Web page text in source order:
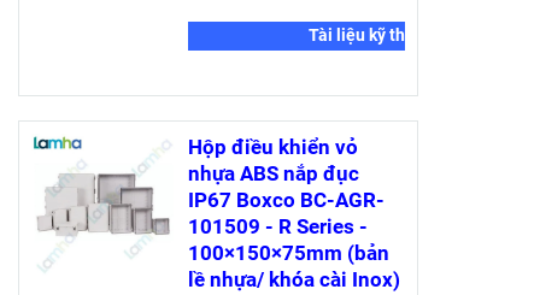
Tài liệu kỹ thuật
Hộp điều khiển vỏ
nhựa ABS nắp đục
IP67 Boxco BC-AGR-
101509 - R Series -
100×150×75mm (bản
lề nhựa/ khóa cài Inox)